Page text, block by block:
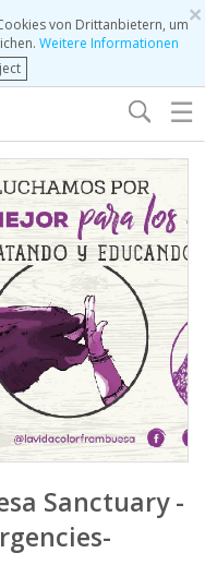
×
von Drittanbietern, um
Weitere Informationen
☰
Sanctuary -